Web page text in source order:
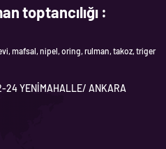
toptancılığı :
mafsal, nipel, oring, rulman, takoz, triger
24 YENİMAHALLE/ ANKARA